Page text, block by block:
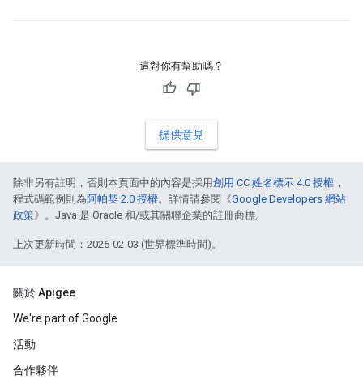
這對你有幫助嗎？
提供意見
除非另有註明，否則本頁面中的內容是採用創用 CC 姓名標示 4.0 授權 ，
程式碼範例則為阿帕契 2.0 授權。詳情請參閱《Google Developers 網站
政策》。Java 是 Oracle 和/或其關聯企業的註冊商標。
上次更新時間：2026-02-03 (世界標準時間)。
關於 Apigee
We're part of Google
活動
合作夥伴